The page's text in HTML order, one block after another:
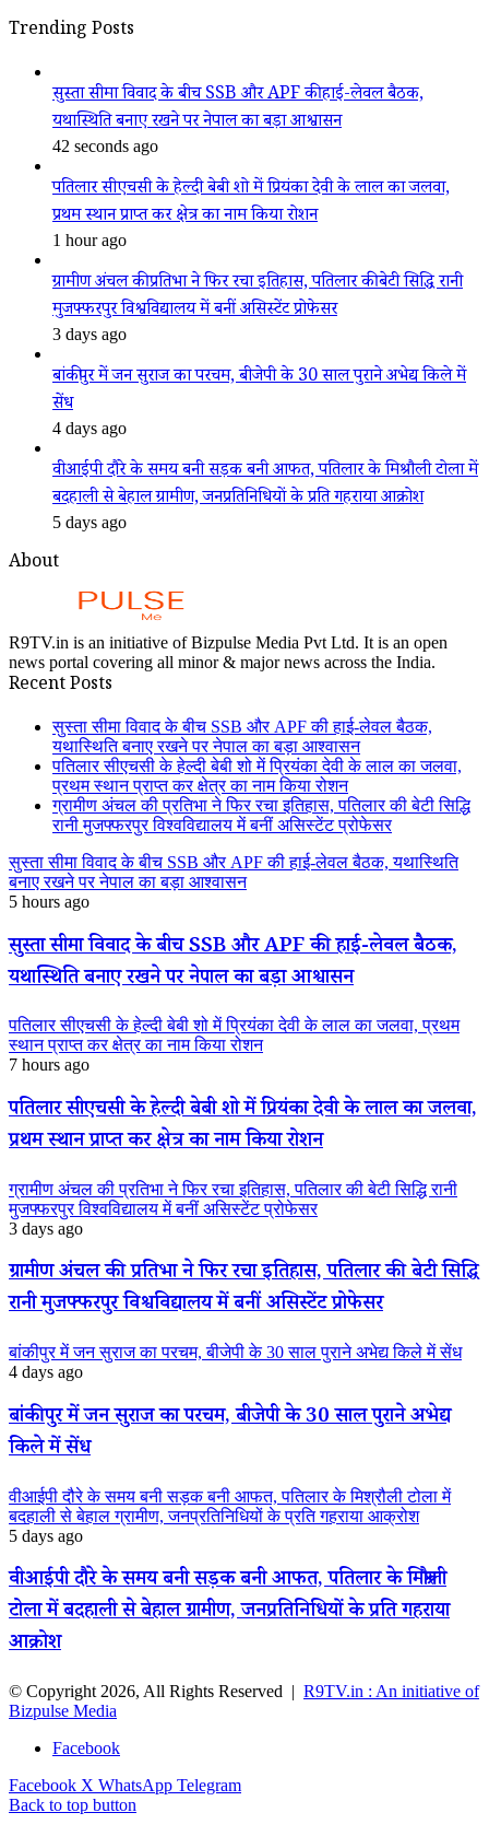
Trending Posts
सुस्ता सीमा विवाद के बीच SSB और APF की हाई-लेवल बैठक,
यथास्थिति बनाए रखने पर नेपाल का बड़ा आश्वासन
42 seconds ago
पतिलार सीएचसी के हेल्दी बेबी शो में प्रियंका देवी के लाल का जलवा,
प्रथम स्थान प्राप्त कर क्षेत्र का नाम किया रोशन
1 hour ago
ग्रामीण अंचल की प्रतिभा ने फिर रचा इतिहास, पतिलार की बेटी सिद्धि रानी
मुजफ्फरपुर विश्वविद्यालय में बनीं असिस्टेंट प्रोफेसर
3 days ago
बांकीपुर में जन सुराज का परचम, बीजेपी के 30 साल पुराने अभेद्य किले में
सेंध
4 days ago
वीआईपी दौरे के समय बनी सड़क बनी आफत, पतिलार के मिश्रौली टोला में
बदहाली से बेहाल ग्रामीण, जनप्रतिनिधियों के प्रति गहराया आक्रोश
5 days ago
About
R9TV.in is an initiative of Bizpulse Media Pvt Ltd. It is an open
news portal covering all minor & major news across the India.
Recent Posts
सुस्ता सीमा विवाद के बीच SSB और APF की हाई-लेवल बैठक,
यथास्थिति बनाए रखने पर नेपाल का बड़ा आश्वासन
पतिलार सीएचसी के हेल्दी बेबी शो में प्रियंका देवी के लाल का जलवा,
प्रथम स्थान प्राप्त कर क्षेत्र का नाम किया रोशन
ग्रामीण अंचल की प्रतिभा ने फिर रचा इतिहास, पतिलार की बेटी सिद्धि
रानी मुजफ्फरपुर विश्वविद्यालय में बनीं असिस्टेंट प्रोफेसर
सुस्ता सीमा विवाद के बीच SSB और APF की हाई-लेवल बैठक, यथास्थिति
बनाए रखने पर नेपाल का बड़ा आश्वासन
5 hours ago
सुस्ता सीमा विवाद के बीच SSB और APF की हाई-लेवल बैठक,
यथास्थिति बनाए रखने पर नेपाल का बड़ा आश्वासन
पतिलार सीएचसी के हेल्दी बेबी शो में प्रियंका देवी के लाल का जलवा, प्रथम
स्थान प्राप्त कर क्षेत्र का नाम किया रोशन
7 hours ago
पतिलार सीएचसी के हेल्दी बेबी शो में प्रियंका देवी के लाल का जलवा,
प्रथम स्थान प्राप्त कर क्षेत्र का नाम किया रोशन
ग्रामीण अंचल की प्रतिभा ने फिर रचा इतिहास, पतिलार की बेटी सिद्धि रानी
मुजफ्फरपुर विश्वविद्यालय में बनीं असिस्टेंट प्रोफेसर
3 days ago
ग्रामीण अंचल की प्रतिभा ने फिर रचा इतिहास, पतिलार की बेटी सिद्धि
रानी मुजफ्फरपुर विश्वविद्यालय में बनीं असिस्टेंट प्रोफेसर
बांकीपुर में जन सुराज का परचम, बीजेपी के 30 साल पुराने अभेद्य किले में सेंध
4 days ago
बांकीपुर में जन सुराज का परचम, बीजेपी के 30 साल पुराने अभेद्य
किले में सेंध
वीआईपी दौरे के समय बनी सड़क बनी आफत, पतिलार के मिश्रौली टोला में
बदहाली से बेहाल ग्रामीण, जनप्रतिनिधियों के प्रति गहराया आक्रोश
5 days ago
वीआईपी दौरे के समय बनी सड़क बनी आफत, पतिलार के मिश्रौली
टोला में बदहाली से बेहाल ग्रामीण, जनप्रतिनिधियों के प्रति गहराया
आक्रोश
© Copyright 2026, All Rights Reserved | R9TV.in : An initiative of
Bizpulse Media
Facebook
Facebook X WhatsApp Telegram
Back to top button